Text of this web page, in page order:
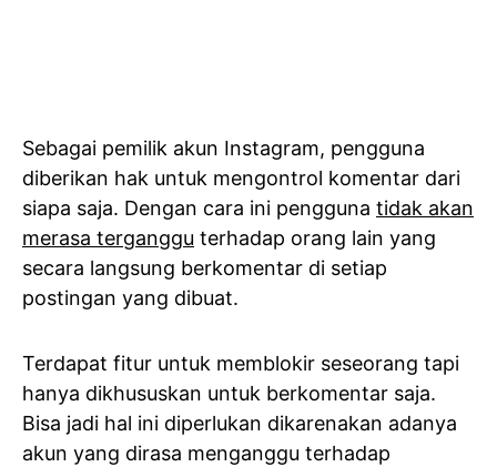
Sebagai pemilik akun Instagram, pengguna
diberikan hak untuk mengontrol komentar dari
siapa saja. Dengan cara ini pengguna tidak akan
merasa terganggu terhadap orang lain yang
secara langsung berkomentar di setiap
postingan yang dibuat.
Terdapat fitur untuk memblokir seseorang tapi
hanya dikhususkan untuk berkomentar saja.
Bisa jadi hal ini diperlukan dikarenakan adanya
akun yang dirasa menganggu terhadap